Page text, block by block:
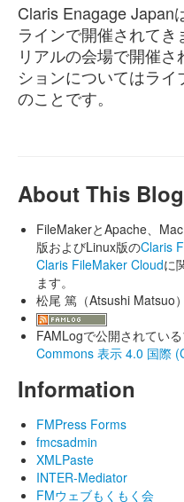
Claris Enagage Japan
ラインで開催されて
リアルの会場で開催
ションについてはライ
のことです。
About This Blog
FileMakerとApache、
版およびLinux版のClaris
Claris FileMaker Cloudに
ます。
松尾 篤（Atsushi Matsuo）
FAMLogで公開されてい
Commons 表示 4.0 国際
Information
FMPress Forms
fmcsadmin
XMLPaste
INTER-Mediator
FMウェブもくもく会